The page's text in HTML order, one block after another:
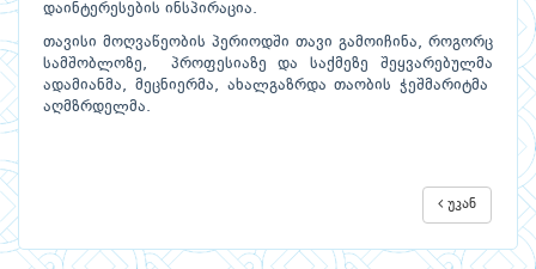
დაინტერესების ინსპირაცია.
თავისი მოღვაწეობის პერიოდში თავი გამოიჩინა, როგორც
სამშობლოზე, პროფესიაზე და საქმეზე შეყვარებულმა
ადამიანმა, მეცნიერმა, ახალგაზრდა თაობის ჭეშმარიტმა
აღმზრდელმა.
უკან